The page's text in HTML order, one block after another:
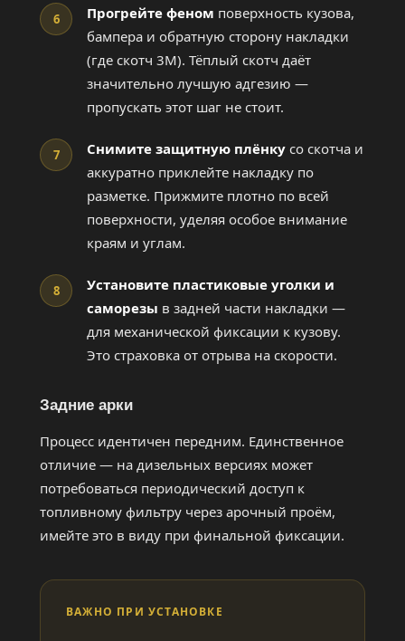
6 Прогрейте феном поверхность кузова,
бампера и обратную сторону накладки
(где скотч 3M). Тёплый скотч даёт
значительно лучшую адгезию —
пропускать этот шаг не стоит.
7 Снимите защитную плёнку со скотча и
аккуратно приклейте накладку по
разметке. Прижмите плотно по всей
поверхности, уделяя особое внимание
краям и углам.
8
Установите пластиковые уголки и
саморезы в задней части накладки —
для механической фиксации к кузову.
Это страховка от отрыва на скорости.
Задние арки
Процесс идентичен передним. Единственное
отличие — на дизельных версиях может
потребоваться периодический доступ к
топливному фильтру через арочный проём,
имейте это в виду при финальной фиксации.
ВАЖНО ПРИ УСТАНОВКЕ